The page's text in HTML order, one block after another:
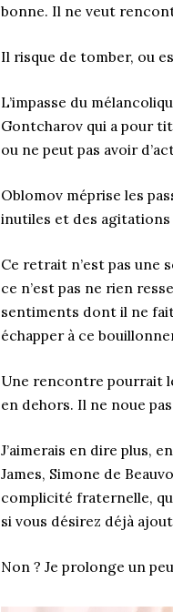
bonne. Il ne veut
Il risque de tomber, ou
L’impasse du
Gontcharov qui a pour
ou ne peut pas avoir
Oblomov méprise les
inutiles et des agitations
Ce retrait n’est pas une
ce n’est pas ne rien
sentiments dont il ne fait
échapper à ce
Une rencontre pourrait
en dehors. Il ne noue
J’aimerais en dire plus,
James, Simone de
complicité fraternelle,
si vous désirez déjà
Non ? Je prolonge un